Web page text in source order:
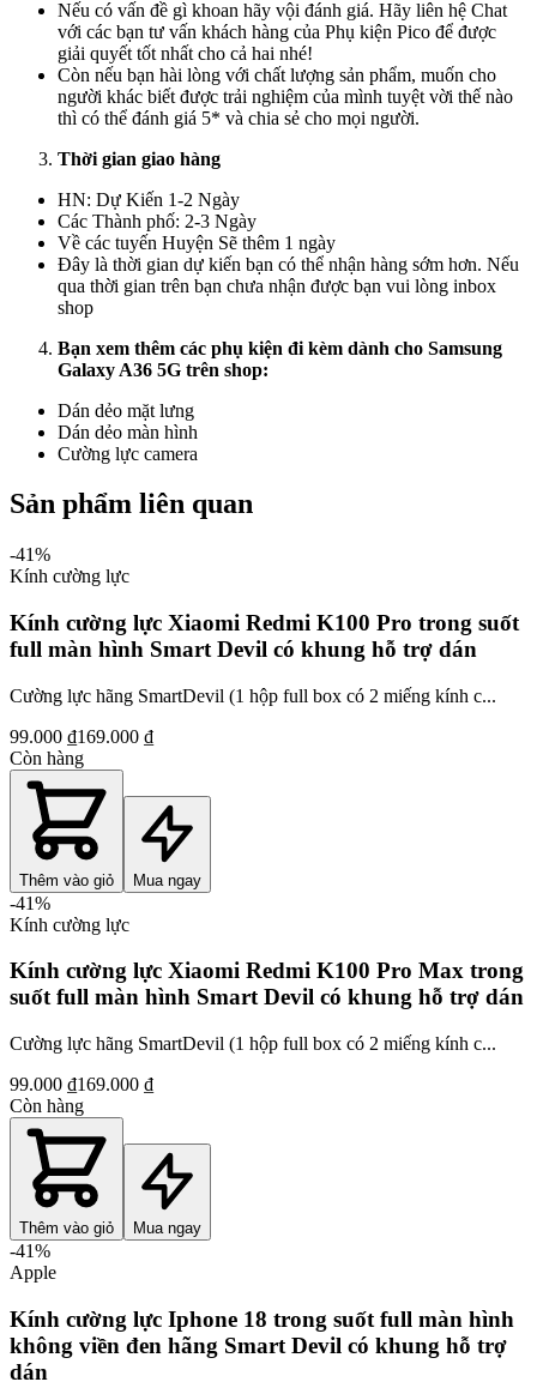
Nếu có vấn đề gì khoan hãy vội đánh giá. Hãy liên hệ Chat
với các bạn tư vấn khách hàng của Phụ kiện Pico để được
giải quyết tốt nhất cho cả hai nhé!
Còn nếu bạn hài lòng với chất lượng sản phẩm, muốn cho
người khác biết được trải nghiệm của mình tuyệt vời thế nào
thì có thể đánh giá 5* và chia sẻ cho mọi người.
Thời gian giao hàng
HN: Dự Kiến 1-2 Ngày
Các Thành phố: 2-3 Ngày
Về các tuyến Huyện Sẽ thêm 1 ngày
Đây là thời gian dự kiến bạn có thể nhận hàng sớm hơn. Nếu
qua thời gian trên bạn chưa nhận được bạn vui lòng inbox
shop
Bạn xem thêm các phụ kiện đi kèm dành cho Samsung
Galaxy A36 5G trên shop:
Dán dẻo mặt lưng
Dán dẻo màn hình
Cường lực camera
Sản phẩm liên quan
-41%
Kính cường lực
Kính cường lực Xiaomi Redmi K100 Pro trong suốt
full màn hình Smart Devil có khung hỗ trợ dán
Cường lực hãng SmartDevil (1 hộp full box có 2 miếng kính c...
99.000 ₫169.000 ₫
Còn hàng
Thêm vào giỏ Mua ngay
-41%
Kính cường lực
Kính cường lực Xiaomi Redmi K100 Pro Max trong
suốt full màn hình Smart Devil có khung hỗ trợ dán
Cường lực hãng SmartDevil (1 hộp full box có 2 miếng kính c...
99.000 ₫169.000 ₫
Còn hàng
Thêm vào giỏ Mua ngay
-41%
Apple
Kính cường lực Iphone 18 trong suốt full màn hình
không viền đen hãng Smart Devil có khung hỗ trợ
dán